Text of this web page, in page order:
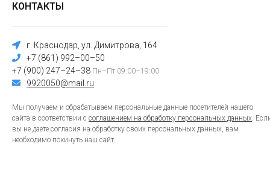
КОНТАКТЫ
г. Краснодар, ул. Димитрова, 164
+7 (861) 992–00–50
+7 (900) 247–24–38 Пн–Пт 09:00–19:00
9920050@mail.ru
Мы получаем и обрабатываем персональные данные посетителей нашего
сайта в соответствии с соглашением на обработку персональных данных.
вы не даете согласия на обработку своих персональных данных, вам
необходимо покинуть наш сайт.